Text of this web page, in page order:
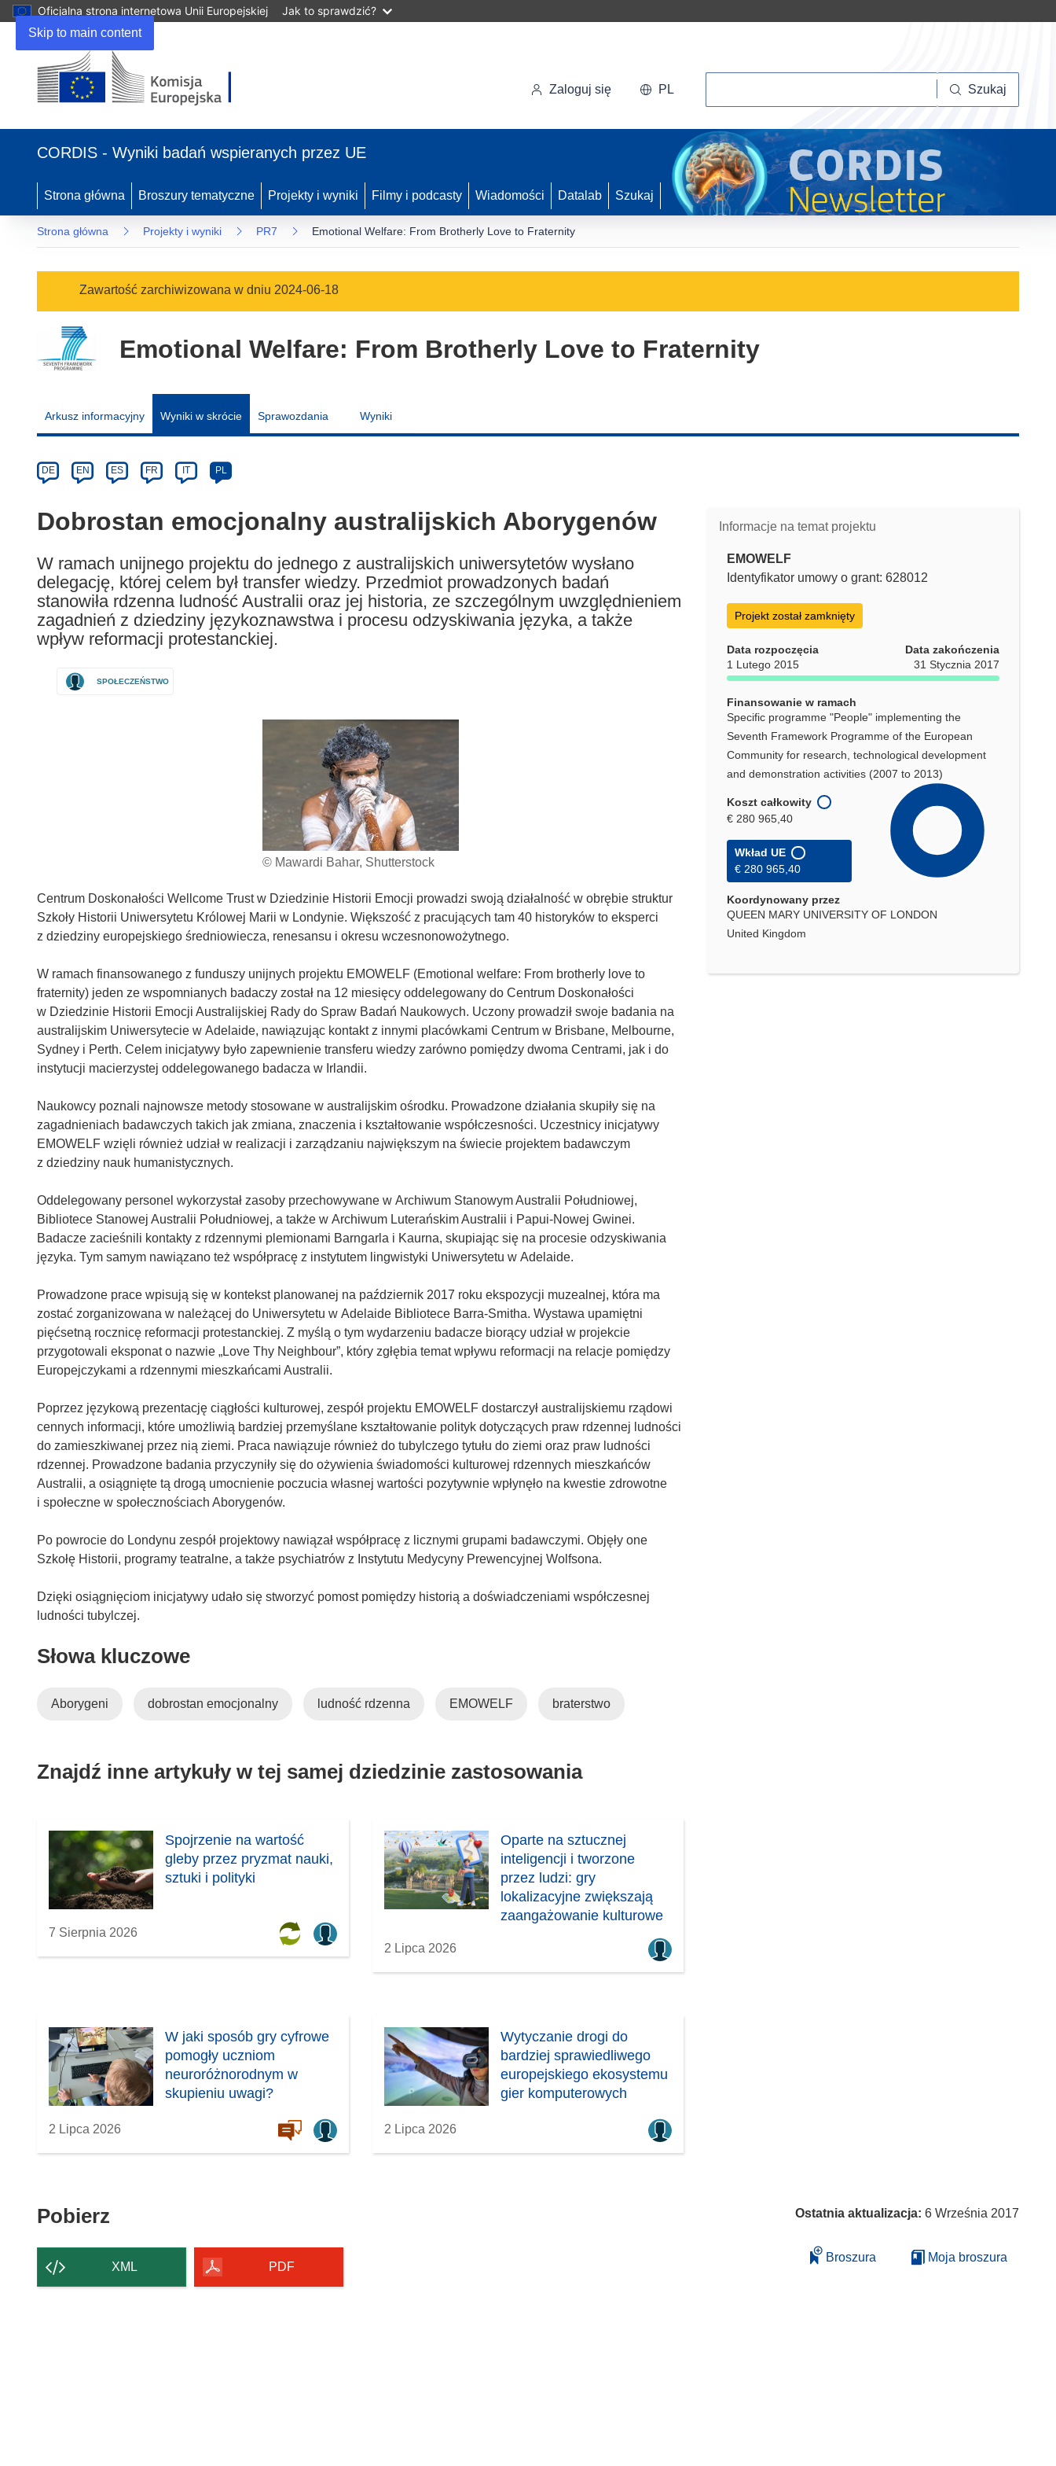
Skip to main content
Oficjalna strona internetowa Unii Europejskiej Jak to sprawdzić?
się
nowym
oknie)
Zaloguj się PL Szukaj
CORDIS - Wyniki badań wspieranych przez UE
Strona główna Broszury tematyczne Projekty i wyniki Filmy i podcasty Wiadomości Datalab Szukaj
Strona główna Projekty i wyniki PR7 Emotional Welfare: From Brotherly Love to Fraternity
Zawartość zarchiwizowana w dniu 2024-06-18
Emotional Welfare: From Brotherly Love to Fraternity
Arkusz informacyjny Wyniki w skrócie Sprawozdania Wyniki
Category
Article
available
the
languages:
DE EN ES FR IT PL
Dobrostan emocjonalny australijskich Aborygenów
W ramach unijnego projektu do jednego z australijskich uniwersytetów wysłano
delegację, której celem był transfer wiedzy. Przedmiot prowadzonych badań
stanowiła rdzenna ludność Australii oraz jej historia, ze szczególnym uwzględnieniem
zagadnień z dziedziny językoznawstwa i procesu odzyskiwania języka, a także
wpływ reformacji protestanckiej.
SPOŁECZEŃSTWO
© Mawardi Bahar, Shutterstock
Centrum Doskonałości Wellcome Trust w Dziedzinie Historii Emocji prowadzi swoją działalność w obrębie struktur
Szkoły Historii Uniwersytetu Królowej Marii w Londynie. Większość z pracujących tam 40 historyków to eksperci
z dziedziny europejskiego średniowiecza, renesansu i okresu wczesnonowożytnego.
W ramach finansowanego z funduszy unijnych projektu EMOWELF (Emotional welfare: From brotherly love to
fraternity) jeden ze wspomnianych badaczy został na 12 miesięcy oddelegowany do Centrum Doskonałości
w Dziedzinie Historii Emocji Australijskiej Rady do Spraw Badań Naukowych. Uczony prowadził swoje badania na
australijskim Uniwersytecie w Adelaide, nawiązując kontakt z innymi placówkami Centrum w Brisbane, Melbourne,
Sydney i Perth. Celem inicjatywy było zapewnienie transferu wiedzy zarówno pomiędzy dwoma Centrami, jak i do
instytucji macierzystej oddelegowanego badacza w Irlandii.
Naukowcy poznali najnowsze metody stosowane w australijskim ośrodku. Prowadzone działania skupiły się na
zagadnieniach badawczych takich jak zmiana, znaczenia i kształtowanie współczesności. Uczestnicy inicjatywy
EMOWELF wzięli również udział w realizacji i zarządzaniu największym na świecie projektem badawczym
z dziedziny nauk humanistycznych.
Oddelegowany personel wykorzystał zasoby przechowywane w Archiwum Stanowym Australii Południowej,
Bibliotece Stanowej Australii Południowej, a także w Archiwum Luterańskim Australii i Papui-Nowej Gwinei.
Badacze zacieśnili kontakty z rdzennymi plemionami Barngarla i Kaurna, skupiając się na procesie odzyskiwania
języka. Tym samym nawiązano też współpracę z instytutem lingwistyki Uniwersytetu w Adelaide.
Prowadzone prace wpisują się w kontekst planowanej na październik 2017 roku ekspozycji muzealnej, która ma
zostać zorganizowana w należącej do Uniwersytetu w Adelaide Bibliotece Barra-Smitha. Wystawa upamiętni
pięćsetną rocznicę reformacji protestanckiej. Z myślą o tym wydarzeniu badacze biorący udział w projekcie
przygotowali eksponat o nazwie „Love Thy Neighbour”, który zgłębia temat wpływu reformacji na relacje pomiędzy
Europejczykami a rdzennymi mieszkańcami Australii.
Poprzez językową prezentację ciągłości kulturowej, zespół projektu EMOWELF dostarczył australijskiemu rządowi
cennych informacji, które umożliwią bardziej przemyślane kształtowanie polityk dotyczących praw rdzennej ludności
do zamieszkiwanej przez nią ziemi. Praca nawiązuje również do tubylczego tytułu do ziemi oraz praw ludności
rdzennej. Prowadzone badania przyczyniły się do ożywienia świadomości kulturowej rdzennych mieszkańców
Australii, a osiągnięte tą drogą umocnienie poczucia własnej wartości pozytywnie wpłynęło na kwestie zdrowotne
i społeczne w społecznościach Aborygenów.
Po powrocie do Londynu zespół projektowy nawiązał współpracę z licznymi grupami badawczymi. Objęły one
Szkołę Historii, programy teatralne, a także psychiatrów z Instytutu Medycyny Prewencyjnej Wolfsona.
Dzięki osiągnięciom inicjatywy udało się stworzyć pomost pomiędzy historią a doświadczeniami współczesnej
ludności tubylczej.
Słowa kluczowe
Aborygeni dobrostan emocjonalny ludność rdzenna EMOWELF braterstwo
Znajdź inne artykuły w tej samej dziedzinie zastosowania
Spojrzenie na wartość
gleby przez pryzmat nauki,
sztuki i polityki
7 Sierpnia 2026
Oparte na sztucznej
inteligencji i tworzone
przez ludzi: gry
lokalizacyjne zwiększają
zaangażowanie kulturowe
2 Lipca 2026
W jaki sposób gry cyfrowe
pomogły uczniom
neuroróżnorodnym w
skupieniu uwagi?
2 Lipca 2026
Wytyczanie drogi do
bardziej sprawiedliwego
europejskiego ekosystemu
gier komputerowych
2 Lipca 2026
Informacje na temat projektu
EMOWELF
Identyfikator umowy o grant: 628012
Projekt został zamknięty
Data rozpoczęcia
1 Lutego 2015
Data zakończenia
31 Stycznia 2017
Finansowanie w ramach
Specific programme "People" implementing the
Seventh Framework Programme of the European
Community for research, technological development
and demonstration activities (2007 to 2013)
Koszt całkowity
€ 280 965,40
Wkład UE
€ 280 965,40
Koordynowany przez
QUEEN MARY UNIVERSITY OF LONDON
United Kingdom
Pobierz
strony
XML PDF
Ostatnia aktualizacja: 6 Września 2017
Broszura Moja broszura